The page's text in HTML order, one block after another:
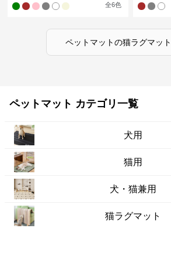
全6色
ペットマットの猫ラグマット
ペットマット カテゴリ一覧
犬用
猫用
犬・猫兼用
猫ラグマット